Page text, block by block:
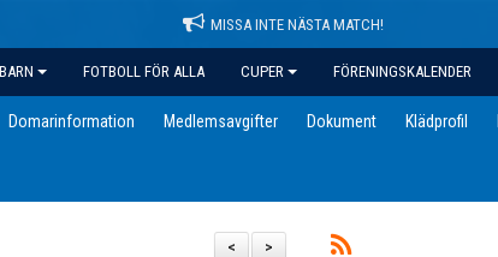
MISSA INTE NÄSTA MATCH!
BARN FOTBOLL FÖR ALLA CUPER FÖRENINGSKALENDER
Domarinformation Medlemsavgifter Dokument Klädprofil
>
<